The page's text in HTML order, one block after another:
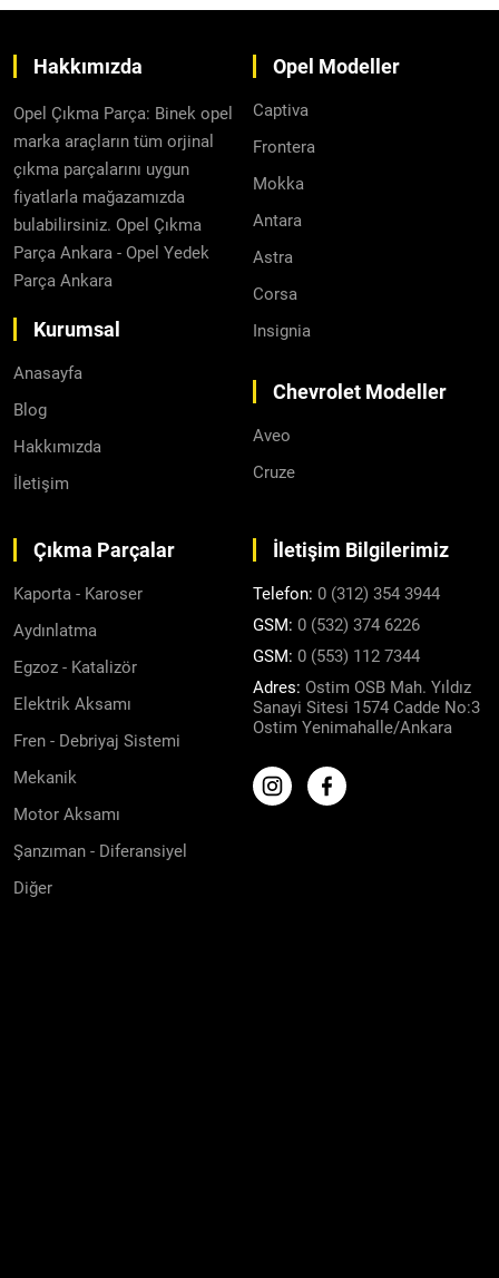
Hakkımızda
Opel Çıkma Parça: Binek opel
marka araçların tüm orjinal
çıkma parçalarını uygun
fiyatlarla mağazamızda
bulabilirsiniz. Opel Çıkma
Parça Ankara - Opel Yedek
Parça Ankara
Kurumsal
Anasayfa
Blog
Hakkımızda
İletişim
Opel Modeller
Captiva
Frontera
Mokka
Antara
Astra
Corsa
Insignia
Chevrolet Modeller
Aveo
Cruze
Çıkma Parçalar
Kaporta - Karoser
Aydınlatma
Egzoz - Katalizör
Elektrik Aksamı
Fren - Debriyaj Sistemi
Mekanik
Motor Aksamı
Şanzıman - Diferansiyel
Diğer
İletişim Bilgilerimiz
Telefon: 0 (312) 354 3944
GSM: 0 (532) 374 6226
GSM: 0 (553) 112 7344
Adres: Ostim OSB Mah. Yıldız
Sanayi Sitesi 1574 Cadde No:3
Ostim Yenimahalle/Ankara